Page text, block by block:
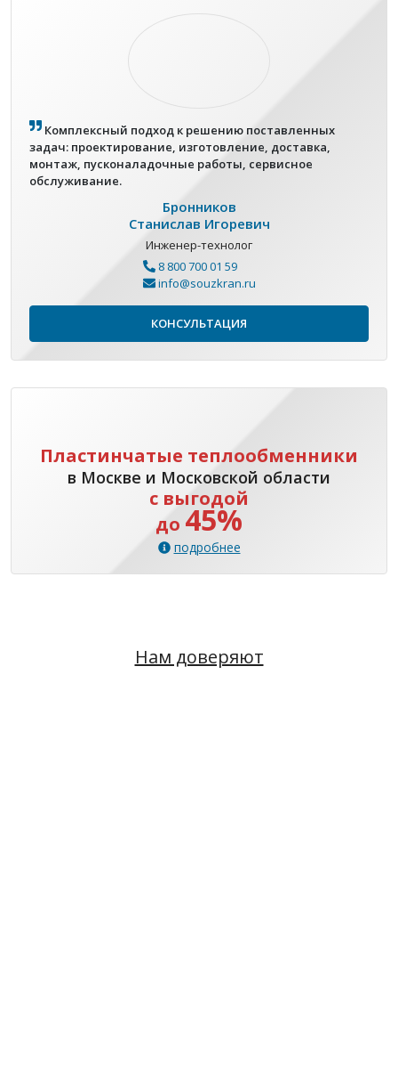
Комплексный подход к решению поставленных
задач: проектирование, изготовление, доставка,
монтаж, пусконаладочные работы, сервисное
обслуживание.
Бронников
Станислав Игоревич
Инженер-технолог
8 800 700 01 59
info@souzkran.ru
КОНСУЛЬТАЦИЯ
Пластинчатые теплообменники
в Москве и Московской области
с выгодой
до 45%
подробнее
Нам доверяют